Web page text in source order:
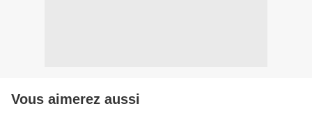
Vous aimerez aussi